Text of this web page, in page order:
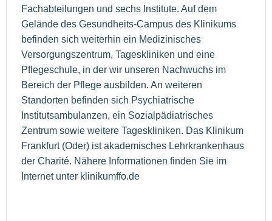
Fachabteilungen und sechs Institute. Auf dem
Gelände des Gesundheits-Campus des Klinikums
befinden sich weiterhin ein Medizinisches
Versorgungszentrum, Tageskliniken und eine
Pflegeschule, in der wir unseren Nachwuchs im
Bereich der Pflege ausbilden. An weiteren
Standorten befinden sich Psychiatrische
Institutsambulanzen, ein Sozialpädiatrisches
Zentrum sowie weitere Tageskliniken. Das Klinikum
Frankfurt (Oder) ist akademisches Lehrkrankenhaus
der Charité. Nähere Informationen finden Sie im
Internet unter klinikumffo.de